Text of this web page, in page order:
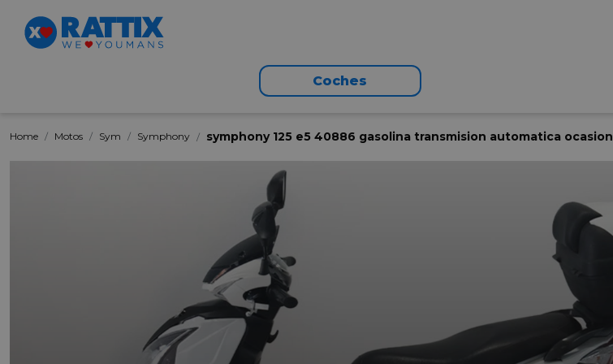
Coches
Home Motos Sym Symphony symphony 125 e5 40886 gasolina transmision automatica ocasion